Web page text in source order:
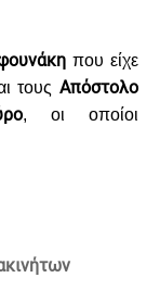
που είχε
τους Απόστολο
, οι οποίοι